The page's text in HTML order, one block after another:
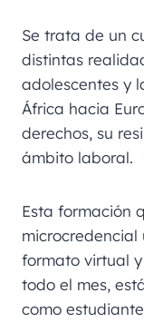
Se trata de un
distintas
adolescentes y
África hacia
derechos, su
ámbito laboral.
Esta formación
formato virtual
todo el mes,
como